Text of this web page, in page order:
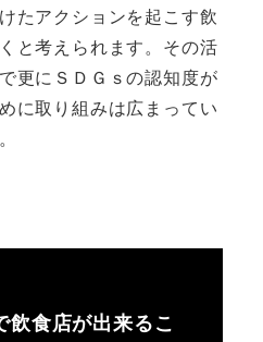
たアクションを起こす飲
と考えられます。その活
更にＳＤＧｓの認知度が
に取り組みは広まってい
飲食店が出来るこ